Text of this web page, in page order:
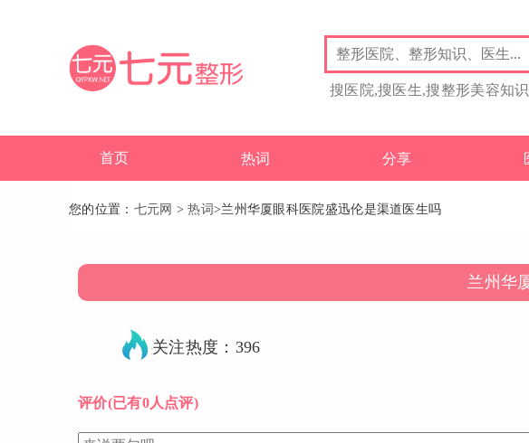
搜医院,搜医生,搜整形美容知
首页 热词 分享
您的位置： 七元网 >热词>兰州华厦眼科医院盛迅伦是渠道医生吗
兰州华
关注热度：396
评价(已有0人点评)